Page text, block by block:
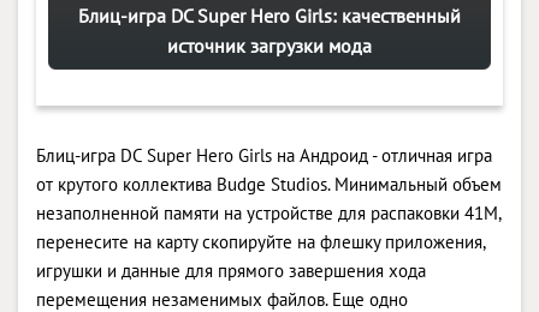
Блиц-игра DC Super Hero Girls: качественный
источник загрузки мода
Блиц-игра DC Super Hero Girls на Андроид - отличная игра
от крутого коллектива Budge Studios. Минимальный объем
незаполненной памяти на устройстве для распаковки 41M,
перенесите на карту скопируйте на флешку приложения,
игрушки и данные для прямого завершения хода
перемещения незаменимых файлов. Еще одно